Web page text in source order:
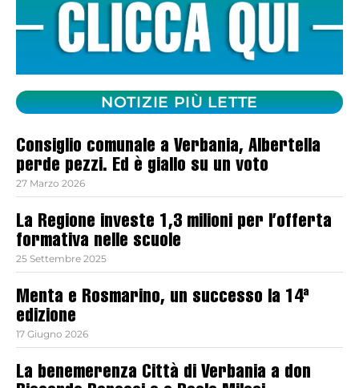
NOTIZIE PIÙ LETTE
Consiglio comunale a Verbania, Albertella
perde pezzi. Ed è giallo su un voto
27 Marzo 2026
La Regione investe 1,3 milioni per l’offerta
formativa nelle scuole
25 Settembre 2025
Menta e Rosmarino, un successo la 14ª
edizione
17 Giugno 2026
La benemerenza Città di Verbania a don